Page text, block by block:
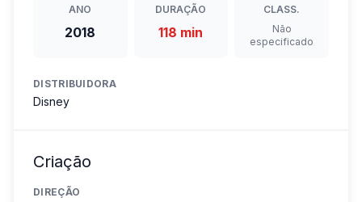
ANO
2018
DURAÇÃO
118 min
CLASS.
Não
especificado
DISTRIBUIDORA
Disney
Criação
DIREÇÃO